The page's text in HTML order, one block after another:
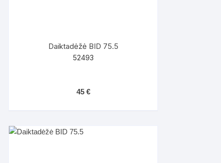
Daiktadėžė BID 75.5
52493
45 €